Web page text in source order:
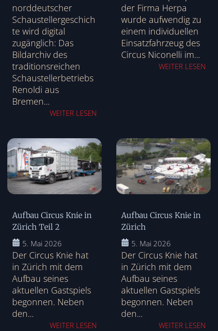
norddeutscher
Schaustellergeschich
te wird digital
zugänglich: Das
Bildarchiv des
traditionsreichen
Schaustellerbetriebs
Renoldi aus
Bremen...
WEITER LESEN
der Firma Herpa
wurde aufwendig zu
einem individuellen
Einsatzfahrzeug des
Circus Niconelli im...
WEITER LESEN
Aufbau Circus Knie in
Zürich Teil 2
5. Mai 2026
Der Circus Knie hat
in Zürich mit dem
Aufbau seines
aktuellen Gastspiels
begonnen. Neben
den...
WEITER LESEN
Aufbau Circus Knie in
Zürich
5. Mai 2026
Der Circus Knie hat
in Zürich mit dem
Aufbau seines
aktuellen Gastspiels
begonnen. Neben
den...
WEITER LESEN